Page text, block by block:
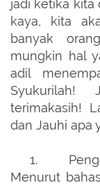
jadi ketika kita
kaya, kita
banyak
mungkin hal
adil
Syukurilah!
terimakasih!
dan Jauhi apa
1.
Menurut